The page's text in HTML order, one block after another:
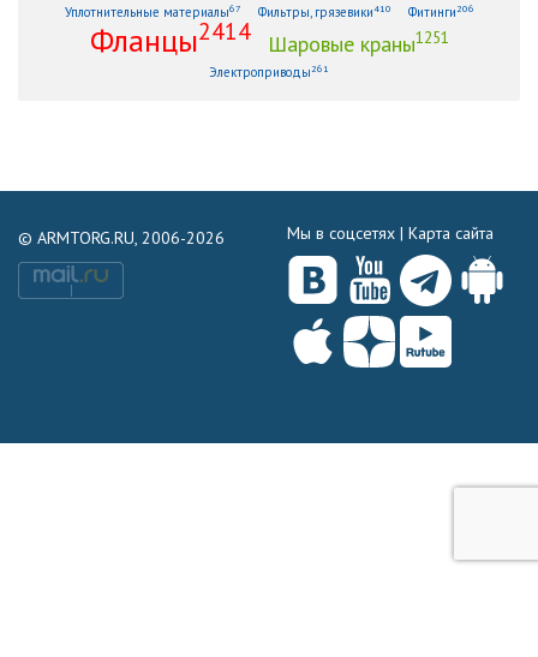
Уплотнительные материалы67 Фильтры, грязевики410 Фитинги 206
Фланцы2414 Шаровые краны1251
Электроприводы 261
© ARMTORG.RU, 2006-2026 Мы в соцсетях | Карта сайта